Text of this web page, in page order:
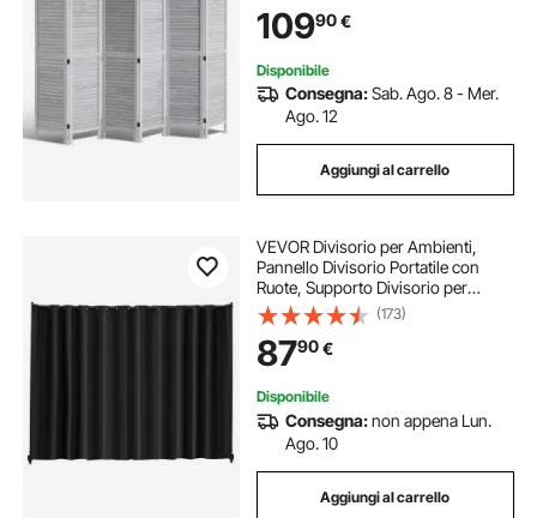
Separazione di Ambienti, Camera
da Letto
10990€
Disponibile
Consegna:Sab. Ago. 8 - Mer.
Ago. 12
Aggiungi al carrello
VEVOR Divisorio per Ambienti,
Pannello Divisorio Portatile con
Ruote, Supporto Divisorio per
Tende, Divisorio Indipendente,
Schermo per Privacy per Ufficio,
Camera da Letto, Sala da Pranzo,
Nero
(173)
8790€
Disponibile
Consegna:non appena Lun.
Ago. 10
Aggiungi al carrello